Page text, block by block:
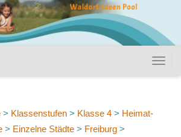
> Klassenstufen > Klasse 4 > Heimat-
> Einzelne Städte > Freiburg >